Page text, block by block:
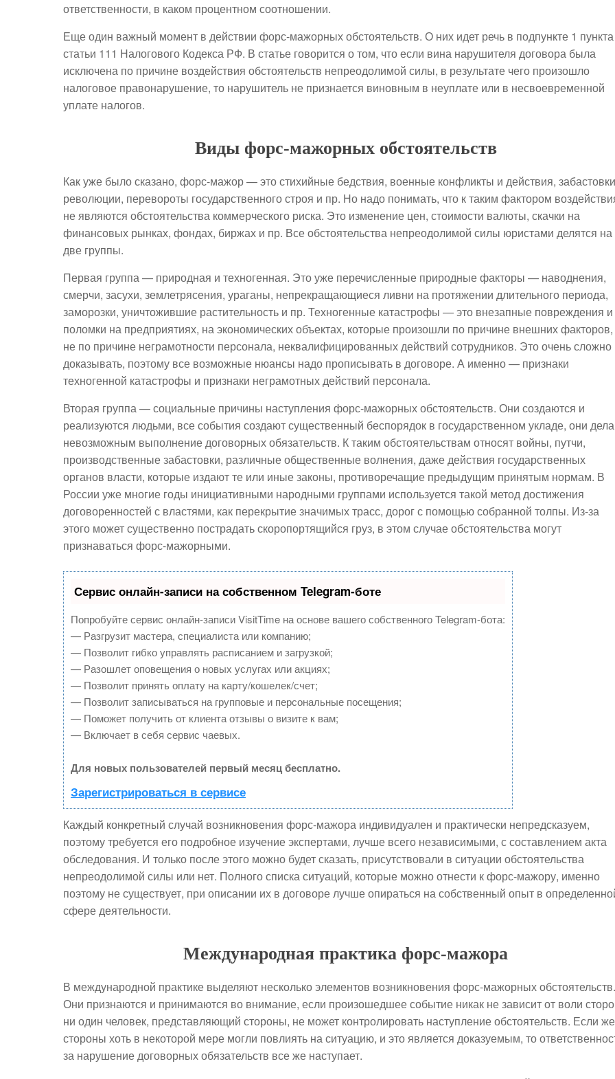
ответственности, в каком процентном соотношении.
Еще один важный момент в действии форс-мажорных обстоятельств. О них идет речь в подпункте 1
статьи 111 Налогового Кодекса РФ. В статье говорится о том, что если вина нарушителя договора была
исключена по причине воздействия обстоятельств непреодолимой силы, в результате чего произошло
налоговое правонарушение, то нарушитель не признается виновным в неуплате или в несвоевременной
уплате налогов.
Виды форс-мажорных обстоятельств
Как уже было сказано, форс-мажор — это стихийные бедствия, военные конфликты и действия,
революции, перевороты государственного строя и пр. Но надо понимать, что к таким фактором
не являются обстоятельства коммерческого риска. Это изменение цен, стоимости валюты, скачки на
финансовых рынках, фондах, биржах и пр. Все обстоятельства непреодолимой силы юристами делятся на
две группы.
Первая группа — природная и техногенная. Это уже перечисленные природные факторы — наводнения,
смерчи, засухи, землетрясения, ураганы, непрекращающиеся ливни на протяжении длительного периода,
заморозки, уничтожившие растительность и пр. Техногенные катастрофы — это внезапные повреждения и
поломки на предприятиях, на экономических объектах, которые произошли по причине внешних
не по причине неграмотности персонала, неквалифицированных действий сотрудников. Это очень сложно
доказывать, поэтому все возможные нюансы надо прописывать в договоре. А именно — признаки
техногенной катастрофы и признаки неграмотных действий персонала.
Вторая группа — социальные причины наступления форс-мажорных обстоятельств. Они создаются и
реализуются людьми, все события создают существенный беспорядок в государственном укладе, они
невозможным выполнение договорных обязательств. К таким обстоятельствам относят войны, путчи,
производственные забастовки, различные общественные волнения, даже действия государственных
органов власти, которые издают те или иные законы, противоречащие предыдущим принятым нормам. В
России уже многие годы инициативными народными группами используется такой метод достижения
договоренностей с властями, как перекрытие значимых трасс, дорог с помощью собранной толпы. Из-за
этого может существенно пострадать скоропортящийся груз, в этом случае обстоятельства могут
признаваться форс-мажорными.
Сервис онлайн-записи на собственном Telegram-боте
Попробуйте сервис онлайн-записи VisitTime на основе вашего собственного Telegram-бота:
— Разгрузит мастера, специалиста или компанию;
— Позволит гибко управлять расписанием и загрузкой;
— Разошлет оповещения о новых услугах или акциях;
— Позволит принять оплату на карту/кошелек/счет;
— Позволит записываться на групповые и персональные посещения;
— Поможет получить от клиента отзывы о визите к вам;
— Включает в себя сервис чаевых.
Для новых пользователей первый месяц бесплатно.
Зарегистрироваться в сервисе
Каждый конкретный случай возникновения форс-мажора индивидуален и практически непредсказуем,
поэтому требуется его подробное изучение экспертами, лучше всего независимыми, с составлением акта
обследования. И только после этого можно будет сказать, присутствовали в ситуации обстоятельства
непреодолимой силы или нет. Полного списка ситуаций, которые можно отнести к форс-мажору, именно
поэтому не существует, при описании их в договоре лучше опираться на собственный опыт в
сфере деятельности.
Международная практика форс-мажора
В международной практике выделяют несколько элементов возникновения форс-мажорных обстоятельств.
Они признаются и принимаются во внимание, если произошедшее событие никак не зависит от воли
ни один человек, представляющий стороны, не может контролировать наступление обстоятельств. Если же
стороны хоть в некоторой мере могли повлиять на ситуацию, и это является доказуемым, то
за нарушение договорных обязательств все же наступает.